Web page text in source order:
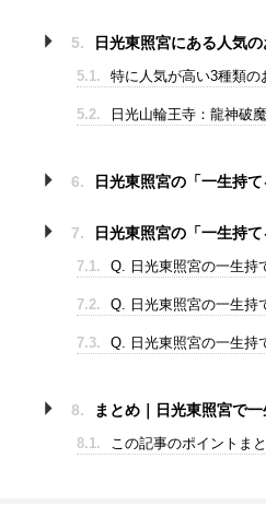
5. 日光東照宮にある人気
5.1. 特に人気が高い3種類の
5.2. 日光山輪王寺：龍神破
6. 日光東照宮の「一生持
7. 日光東照宮の「一生持
7.1. Q. 日光東照宮の一生持
7.2. Q. 日光東照宮の一生持
7.3. Q. 日光東照宮の一生持
8. まとめ｜日光東照宮で
8.1. この記事のポイントま